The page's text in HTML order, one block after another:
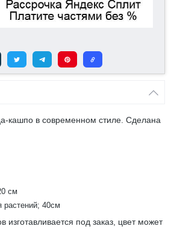
кашпо в современном стиле. Сделана
см
растений; 40см
изготавливается под заказ, цвет может